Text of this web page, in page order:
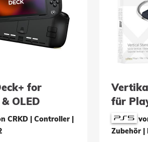
for
OLED
Black)
CRKD | Controller |
für
Zubehör |